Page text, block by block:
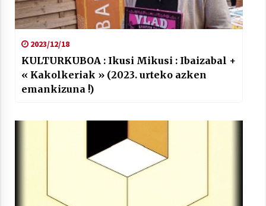
2023/12/18
KULTURKUBOA : Ikusi Mikusi : Ibaizabal +
« Kakolkeriak » (2023. urteko azken
emankizuna !)